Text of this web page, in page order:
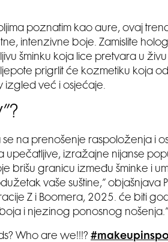
poznatim kao aure, ovaj
intenzivne boje. Zamislite
šminku koja lice pretvara u
prigrlit će kozmetiku koja
izgled već i osjećaje.
se na prenošenje raspoloženja i
upečatljive, izražajne nijanse
brišu granicu između šminke i
vaše suštine,” objašnjava
Z i Boomera, 2025. će biti
i njezinog ponosnog nošenja.”
Who are we!!!? #makeupinspo